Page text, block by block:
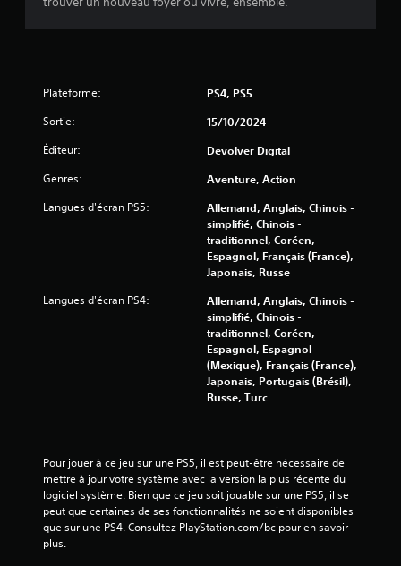
i
5
7
2
a
v
Plateforme: PS4, PS5
Sortie: 15/10/2024
Éditeur: Devolver Digital
Genres: Aventure, Action
Langues d'écran PS5:
Allemand, Anglais, Chinois -
simplifié, Chinois -
traditionnel, Coréen,
Espagnol, Français (France),
Japonais, Russe
Langues d'écran PS4:
Allemand, Anglais, Chinois -
simplifié, Chinois -
traditionnel, Coréen,
Espagnol, Espagnol
(Mexique), Français (France),
Japonais, Portugais (Brésil),
Russe, Turc
Pour jouer à ce jeu sur une PS5, il est peut-être nécessaire de
mettre à jour votre système avec la version la plus récente du
logiciel système. Bien que ce jeu soit jouable sur une PS5, il se
peut que certaines de ses fonctionnalités ne soient disponibles
que sur une PS4. Consultez PlayStation.com/bc pour en savoir
plus.